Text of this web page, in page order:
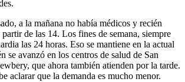
a la mañana no había médicos y recién
de las 14. Los fines de semana, siempre
las 24 horas. Eso se mantiene en la actual
se avanzó en los centros de salud de San
que ahora también atienden por la tarde.
aclarar que la demanda es mucho menor.